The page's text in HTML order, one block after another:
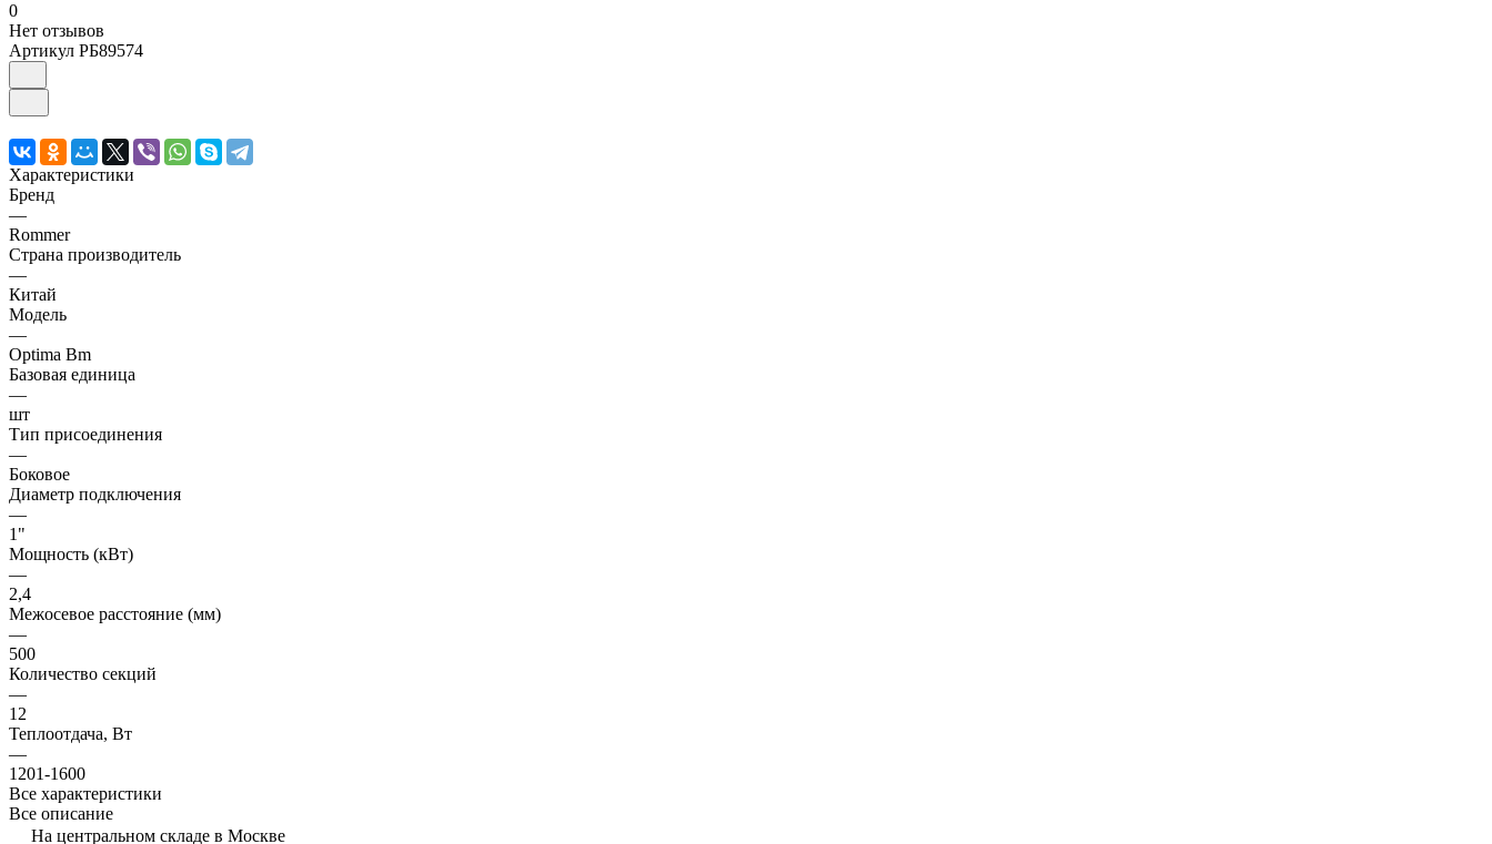
0
Нет отзывов
Артикул РБ89574
Характеристики
Бренд
—
Rommer
Страна производитель
—
Китай
Модель
—
Optima Bm
Базовая единица
—
шт
Тип присоединения
—
Боковое
Диаметр подключения
—
1"
Мощность (кВт)
—
2,4
Межосевое расстояние (мм)
—
500
Количество секций
—
12
Теплоотдача, Вт
—
1201-1600
Все характеристики
Все описание
На центральном складе в Москве